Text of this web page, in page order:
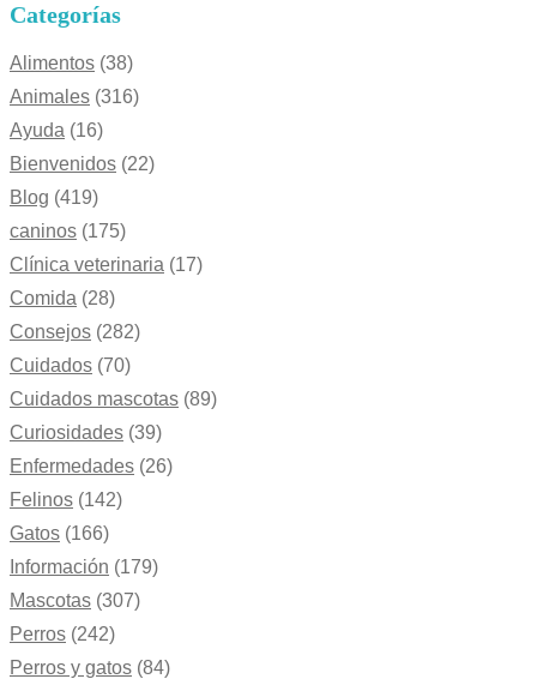
Categorías
Alimentos (38)
Animales (316)
Ayuda (16)
Bienvenidos (22)
Blog (419)
caninos (175)
Clínica veterinaria (17)
Comida (28)
Consejos (282)
Cuidados (70)
Cuidados mascotas (89)
Curiosidades (39)
Enfermedades (26)
Felinos (142)
Gatos (166)
Información (179)
Mascotas (307)
Perros (242)
Perros y gatos (84)